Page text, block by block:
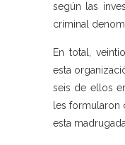
según las
criminal
En total,
esta
seis de ellos
les formularon
esta